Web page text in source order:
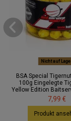
Nicht auf
BSA Special
100g Eingelegte
Yellow Edition
7,99 €
Produkt